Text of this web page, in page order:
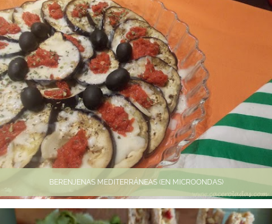
BERENJENAS MEDITERRÁNEAS (EN MICROONDAS)